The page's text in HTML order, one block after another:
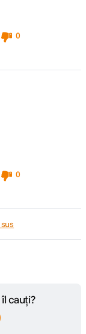
0
0
cauți?